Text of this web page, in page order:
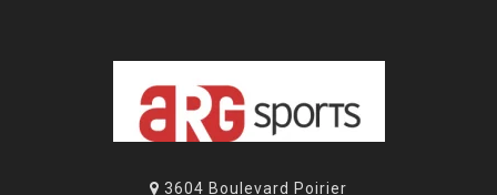
3604 Boulevard Poirier